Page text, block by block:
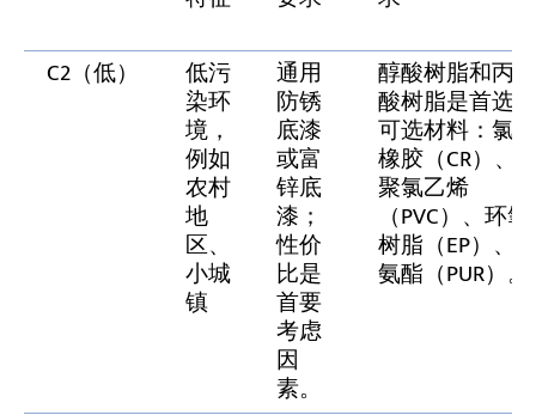
C2（低） 低污
染环
境，
例如
农村
地
区、
小城
镇
通用
防锈
底漆
或富
锌底
漆；
性价
比是
首要
考虑
因
素。
醇酸树脂和丙烯
酸树脂是首选。
可选材料：氯化
橡胶（CR）、
聚氯乙烯
（PVC）、环氧
树脂（EP）、
氨酯（PUR）。